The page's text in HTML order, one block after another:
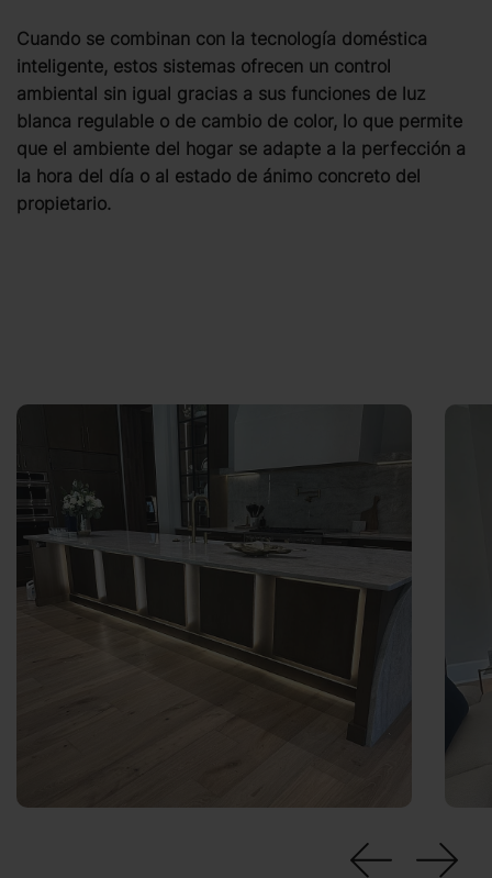
Cuando se combinan con la tecnología doméstica
inteligente, estos sistemas ofrecen un control
ambiental sin igual gracias a sus funciones de luz
blanca regulable o de cambio de color, lo que permite
que el ambiente del hogar se adapte a la perfección a
la hora del día o al estado de ánimo concreto del
propietario.